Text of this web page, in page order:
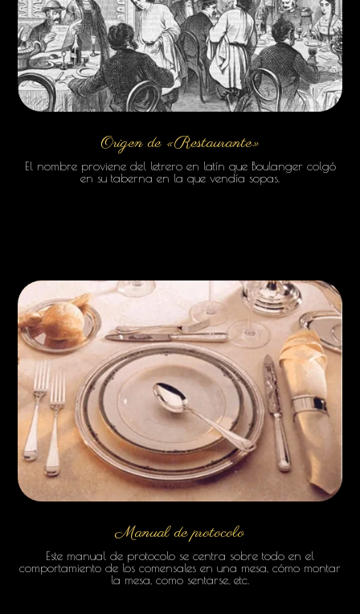
Origen de «Restaurante»
El nombre proviene del letrero en latín que Boulanger colgó
en su taberna en la que vendía sopas.
Manual de protocolo
Este manual de protocolo se centra sobre todo en el
comportamiento de los comensales en una mesa, cómo montar
la mesa, como sentarse, etc.